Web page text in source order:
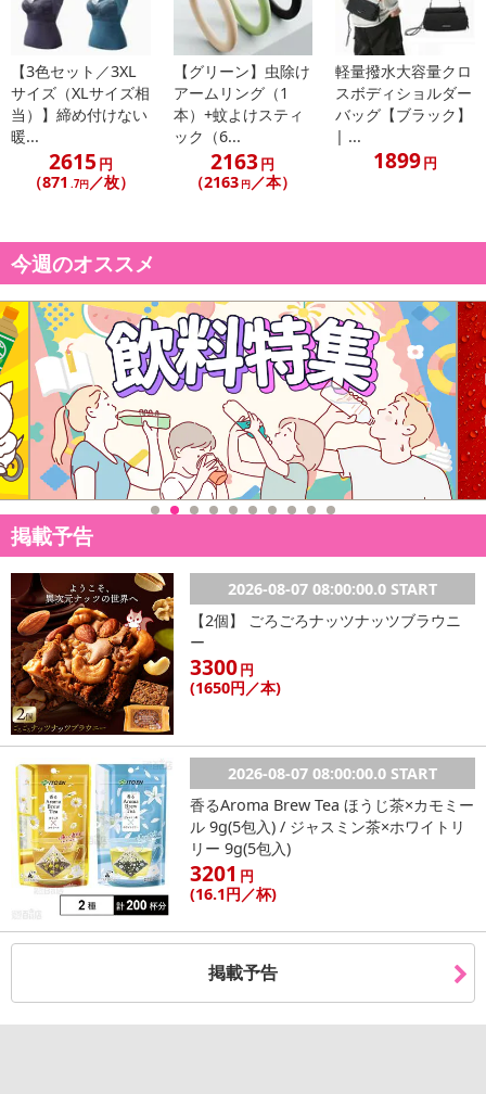
注意事項
【賞味・消費期限のある商品について】
商品到着時点でのお日持ち期間は、配送日数などにより異なります
のでご了承ください。
【キャンセルについて】
※お申込み後のキャンセルはお受けできません。
※パッケージ変更や商品リニューアル（成分など含む）等により、
参考の掲載画像や画像内のバーコードなど、お届け商品と多少異な
る場合がございます。
また、[新たな加工食品の原料原産地表示制度]の経過措置期間の終
了により、商品詳細内に記載の原産国・原材料の表記が旧表記の場
合がございます。
あらかじめご了承いただいた上でお申込みください。なお、本理由
によるお申込み後のキャンセル・返品交換は対応いたしかねます。
【お支払いについて】
※お支払い方法は、電話料金合算払い、クレジットカード払い、dポ
イントがご利用いただけます。
【発送・お届け・商品について】
※お申込み頂きました商品の同梱、お届けの日時指定はいたしかね
ます。
※お客様のご都合でお受取りいただけない場合、商品の再発送や返
金はいたしかねます。
また、お届け日時のご指定は、お受けできません。宅配業者からの
不在票にてご対応ください。
※発送予定日は前後する場合がございます。また商品によって発送
日が異なります。
※dショッピングサンプル百貨店よりお届けする商品は、ご利用いた
だいた後のご感想をいただくことを目的としており、転売等は固く
禁じます。
転売等、目的以外での利用が確認された場合は、サービス利用を停
止させていただきます。
※こちらの商品については商品の発送完了後、
配送伝票番号がマイページに表示されない場合もございます。予
【3色セット／3XL
サイズ（XLサイズ相
当）】締め付けない
暖...
2615 円
（871 .7円／枚）
【グリーン】虫除け
アームリング（1
本）+蚊よけスティ
ック（6...
2163円
（2163 円 ／本）
軽量撥水大容量クロ
スボディショルダー
バッグ【ブラック】
| ...
1899円
今週のオススメ
掲載予告
2026-08-07 08:00:00.0 START
【2個】 ごろごろナッツナッツブラウニ
ー
3300円
(1650円 ／本)
2026-08-07 08:00:00.0 START
香るAroma Brew Tea ほうじ茶×カモミー
ル 9g(5包入) / ジャスミン茶×ホワイトリ
リー 9g(5包入)
3201 円
(16.1円／杯)
掲載予告